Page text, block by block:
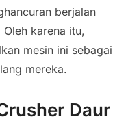
berjalan
karena itu,
mesin ini sebagai
mereka.
Daur